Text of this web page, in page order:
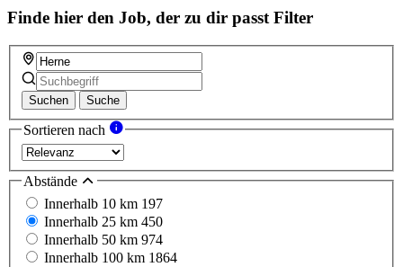
Finde hier den Job, der zu dir passt Filter
Suchen Suche
Sortieren nach
Abstände
Innerhalb 10 km 197
Innerhalb 25 km 450
Innerhalb 50 km 974
Innerhalb 100 km 1864